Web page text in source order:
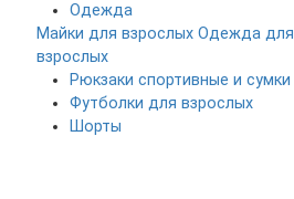
Одежда
Майки для взрослых Одежда для
взрослых
Рюкзаки спортивные и сумки
Футболки для взрослых
Шорты